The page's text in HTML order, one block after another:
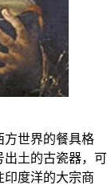
方世界的餐具格
出土的古瓷器，可
印度洋的大宗商